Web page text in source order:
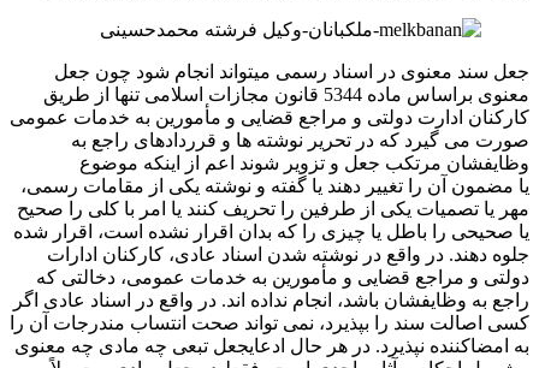
جعل سند معنوی در اسناد رسمی میتواند انجام شود چون جعل
معنوی براساس ماده 5344 قانون مجازات اسلامی تنها از طریق
کارکنان ادارت دولتی و مراجع قضایی و مأمورین به خدمات عمومی
صورت می گیرد که در تحریر نوشته ها و قرردادهای راجع به
وظایفشان مرتکب جعل و تزویر شوند اعم از اینکه موضوع
یا مضمون آن را تغییر دهند یا گفته و نوشته یکی از مقامات رسمی،
مهر یا تصمیات یکی از طرفین را تحریف کنند یا امر با کلی را صحیح
یا صحیحی را باطل یا چیزی را که بدان اقرار نشده است، اقرار شده
جلوه دهند. در واقع در نوشته شدن اسناد عادی، کارکنان ادارات
دولتی و مراجع قضایی و مأمورین به خدمات عمومی، دخالتی که
راجع به وظایفشان باشد، انجام نداده اند. در واقع در اسناد عادی اگر
کسی اصالت سند را بپذیرد، نمی تواند صحت انتساب مندرجات آن را
به امضاکننده نپذیرد. در هر حال ادعایجعل تبعی چه مادی چه معنوی